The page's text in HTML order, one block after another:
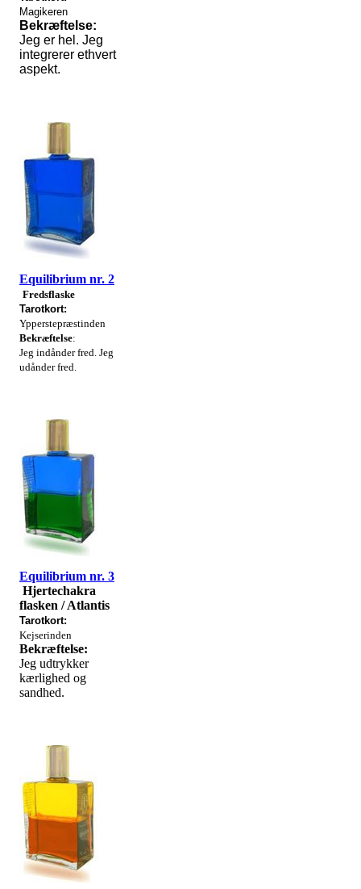
Magikeren
Bekræftelse:
Jeg er hel. Jeg
integrerer ethvert
aspekt.
Equilibrium nr. 2
Fredsflaske
Tarotkort:
Ypperstepræstinden
Bekræftelse:
Jeg indånder fred. Jeg
udånder fred.
Equilibrium nr. 3
Hjertechakra
flasken / Atlantis
Tarotkort:
Kejserinden
Bekræftelse:
Jeg udtrykker
kærlighed og
sandhed.